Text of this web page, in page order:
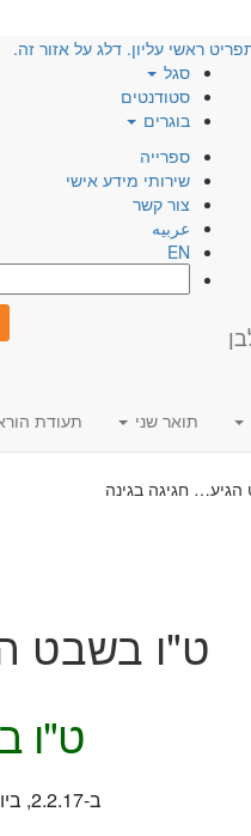
ראשי עליון. דלג על אזור זה.
סגל
סטודנטים
בוגרים
ספרייה
שירותי מידע אישי
צור קשר
عربيه
EN
תואר שני תעודת
חגיגה בגינה
ט"ו בשבט
ט"ו
ב-2.2.17, ביום האחרון של סמסטר א, חגגנו במכללה את ט"ו בשבט.